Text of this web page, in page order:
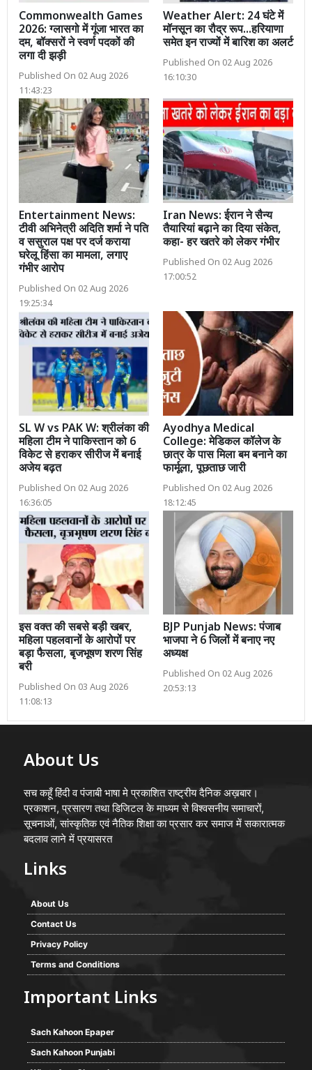
Commonwealth Games
2026: ग्लासगो में गूंजा भारत का
दम, बॉक्सरों ने स्वर्ण पदकों की
लगा दी झड़ी
Published On 02 Aug 2026
11:43:23
Weather Alert: 24 घंटे में
मॉनसून का रौद्र रूप...हरियाणा
समेत इन राज्यों में बारिश का अलर्ट
Published On 02 Aug 2026
16:10:30
Entertainment News:
टीवी अभिनेत्री अदिति शर्मा ने पति
व ससुराल पक्ष पर दर्ज कराया
घरेलू हिंसा का मामला, लगाए
गंभीर आरोप
Published On 02 Aug 2026
19:25:34
Iran News: ईरान ने सैन्य
तैयारियां बढ़ाने का दिया संकेत,
कहा- हर खतरे को लेकर गंभीर
Published On 02 Aug 2026
17:00:52
SL W vs PAK W: श्रीलंका की
महिला टीम ने पाकिस्तान को 6
विकेट से हराकर सीरीज में बनाई
अजेय बढ़त
Published On 02 Aug 2026
16:36:05
Ayodhya Medical
College: मेडिकल कॉलेज के
छात्र के पास मिला बम बनाने का
फार्मूला, पूछताछ जारी
Published On 02 Aug 2026
18:12:45
इस वक्त की सबसे बड़ी खबर,
महिला पहलवानों के आरोपों पर
बड़ा फैसला, बृजभूषण शरण सिंह
बरी
Published On 03 Aug 2026
11:08:13
BJP Punjab News: पंजाब
भाजपा ने 6 जिलों में बनाए नए
अध्यक्ष
Published On 02 Aug 2026
20:53:13
About Us
सच कहूँ हिंदी व पंजाबी भाषा मे प्रकाशित राष्ट्रीय दैनिक अख़बार।
प्रकाशन, प्रसारण तथा डिजिटल के माध्यम से विश्वसनीय समाचारों,
सूचनाओं, सांस्कृतिक एवं नैतिक शिक्षा का प्रसार कर समाज में सकारात्मक
बदलाव लाने में प्रयासरत
Links
About Us
Contact Us
Privacy Policy
Terms and Conditions
Important Links
Sach Kahoon Epaper
Sach Kahoon Punjabi